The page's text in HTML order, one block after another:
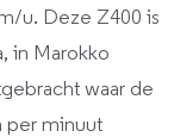
u. Deze Z400 is
in Marokko
waar de
per minuut